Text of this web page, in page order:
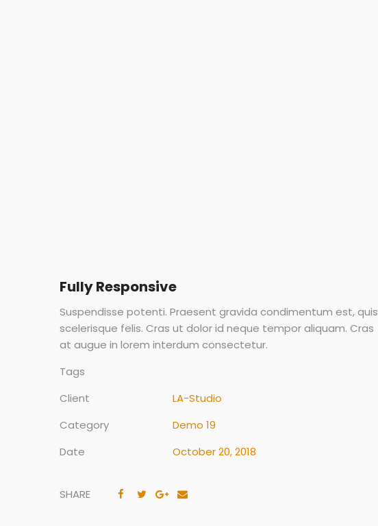
Fully Responsive
Suspendisse potenti. Praesent gravida condimentum est, quis
scelerisque felis. Cras ut dolor id neque tempor aliquam. Cras
at augue in lorem interdum consectetur.
Tags
Client
LA-Studio
Category
Demo 19
Date
October 20, 2018
SHARE